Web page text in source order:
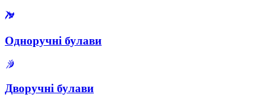
Одноручні булави
Дворучні булави